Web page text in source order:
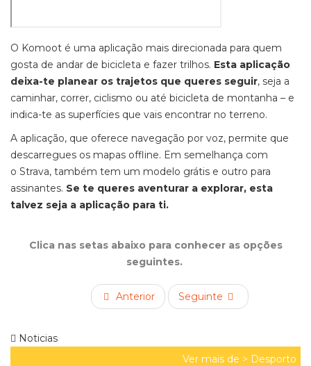
O Komoot é uma aplicação mais direcionada para quem
gosta de andar de bicicleta e fazer trilhos. Esta aplicação
deixa-te planear os trajetos que queres seguir, seja a
caminhar, correr, ciclismo ou até bicicleta de montanha – e
indica-te as superfícies que vais encontrar no terreno.
A aplicação, que oferece navegação por voz, permite que
descarregues os mapas offline. Em semelhança com
o Strava, também tem um modelo grátis e outro para
assinantes. Se te queres aventurar a explorar, esta
talvez seja a aplicação para ti.
Clica nas setas abaixo para conhecer as opções
seguintes.
Anterior Seguinte
Noticias
Ver mais de > Desporto